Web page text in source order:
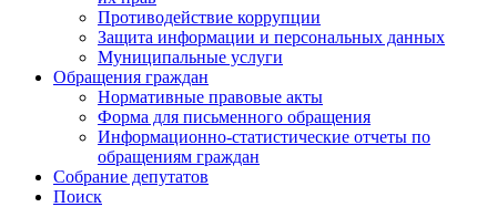
Противодействие коррупции
Защита информации и персональных данных
Муниципальные услуги
Обращения граждан
Нормативные правовые акты
Форма для письменного обращения
Информационно-статистические отчеты по
обращениям граждан
Собрание депутатов
Поиск